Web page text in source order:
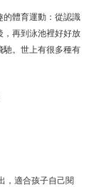
的體育運動：從認識
，再到泳池裡好好放
馳。世上有很多種有
，適合孩子自己閱